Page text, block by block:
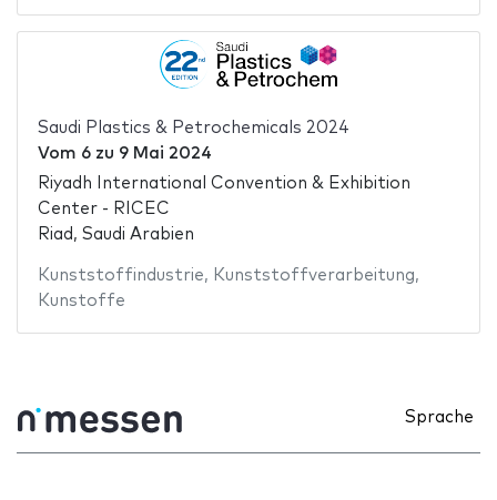
Saudi Plastics & Petrochemicals 2024
Vom 6zu 9 Mai 2024
Riyadh International Convention & Exhibition
Center - RICEC
Riad, Saudi Arabien
Kunststoffindustrie, Kunststoffverarbeitung,
Kunstoffe
Sprache